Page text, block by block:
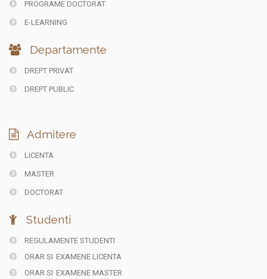
PROGRAME DOCTORAT
E-LEARNING
Departamente
DREPT PRIVAT
DREPT PUBLIC
Admitere
LICENTA
MASTER
DOCTORAT
Studenti
REGULAMENTE STUDENTI
ORAR SI EXAMENE LICENTA
ORAR SI EXAMENE MASTER